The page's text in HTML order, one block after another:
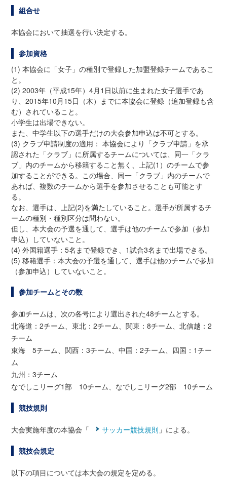
組合せ
本協会において抽選を行い決定する。
参加資格
(1) 本協会に「女子」の種別で登録した加盟登録チームであるこ
と。
(2) 2003年（平成15年）4月1日以前に生まれた女子選手であ
り、2015年10月15日（木）までに本協会に登録（追加登録も含
む）されていること。
小学生は出場できない。
また、中学生以下の選手だけの大会参加申込は不可とする。
(3) クラブ申請制度の適用： 本協会により「クラブ申請」を承
認された「クラブ」に所属するチームについては、同一「クラ
ブ」内のチームから移籍すること無く、上記(1）のチームで参
加することができる。この場合、同一「クラブ」内のチームで
あれば、複数のチームから選手を参加させることも可能とす
る。
なお、選手は、上記(2)を満たしていること。選手が所属するチ
ームの種別・種別区分は問わない。
但し、本大会の予選を通して、選手は他のチームで参加（参加
申込）していないこと。
(4) 外国籍選手：5名まで登録でき、1試合3名まで出場できる。
(5) 移籍選手：本大会の予選を通して、選手は他のチームで参加
（参加申込）していないこと。
参加チームとその数
参加チームは、次の各号により選出された48チームとする。
北海道：2チーム、東北：2チーム、関東：8チーム、北信越：2
チーム
東海 5チーム、関西：3チーム、中国：2チーム、四国：1チー
ム
九州：3チーム
なでしこリーグ1部 10チーム、なでしこリーグ2部 10チーム
競技規則
大会実施年度の本協会「 サッカー競技規則 」による。
競技会規定
以下の項目については本大会の規定を定める。